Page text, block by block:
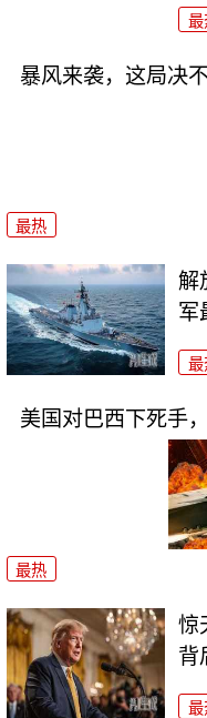
最
暴风来袭，这局决
最热
解
军
最
美国对巴西下死手
最热
惊
背
最